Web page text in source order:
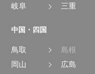
岐阜
三重
中国・四国
鳥取
島根
岡山
広島